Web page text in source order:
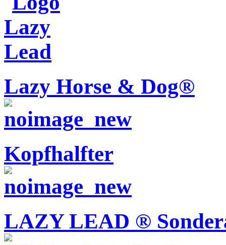
Lazy Horse & Dog®
Kopfhalfter
LAZY LEAD ®